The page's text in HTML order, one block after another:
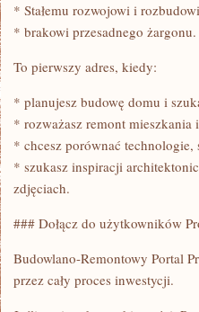
* Stałemu rozwojowi i
* brakowi przesadnego żargonu.
To pierwszy adres, kiedy:
* planujesz budowę domu i
* rozważasz remont mieszkania
* chcesz porównać technologie,
* szukasz inspiracji
zdjęciach.
### Dołącz do użytkowników
Budowlano-Remontowy Portal
przez cały proces inwestycji.